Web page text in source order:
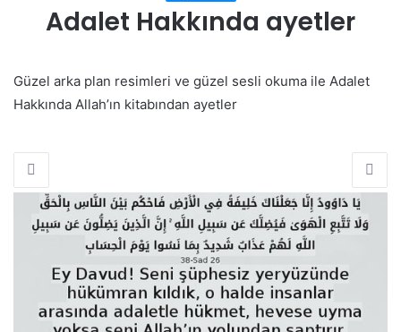
Adalet Hakkında ayetler
Güzel arka plan resimleri ve güzel sesli okuma ile Adalet
Hakkında Allah’ın kitabından ayetler